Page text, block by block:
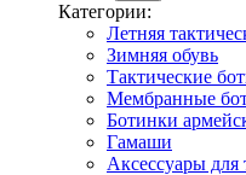
Категории:
Летняя
Зимняя обувь
Тактические
Мембранные
Ботинки
Гамаши
Аксессуары для